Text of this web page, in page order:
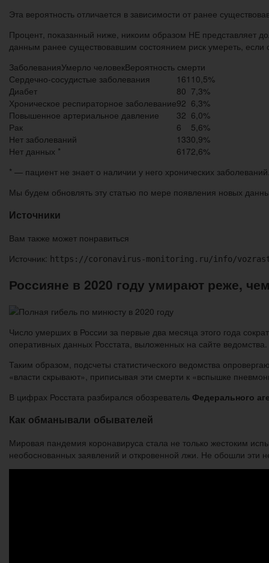
Эта вероятность отличается в зависимости от ранее
Процент, показанный ниже, никоим образом НЕ представляет
данным ранее существовавшим состоянием риск умереть, если
ЗаболеванияУмерло человекВероятность смерти
Сердечно-сосудистые заболевания
161 10,5%
Диабет
80 7,3%
Хроническое респираторное заболевание92 6,3%
Повышенное артериальное давление
32 6,0%
Рак
6
5,6%
Нет заболеваний
1330,9%
Нет данных *
6172,6%
* — пациент не знает о наличии у него хронических
Мы будем обновлять эту статью по мере появления новых
Источники
Вам также может понравиться
Источник: https://coronavirus-monitoring.ru/info/
Россияне в 2020 году умирают реже,
Число умерших в России за первые два месяца этого года
оперативных данных Росстата, выложенных на сайте
Таким образом, подсчеты статистического ведомства
«власти скрывают», приписывая эти смерти к «вспышке
В цифрах Росстата разбирался обозреватель Федерального
Как обманывали обывателей
Мировая пандемия коронавируса стала не только жестоким
необоснованных заявлений и откровенной лжи. Не обошли эти